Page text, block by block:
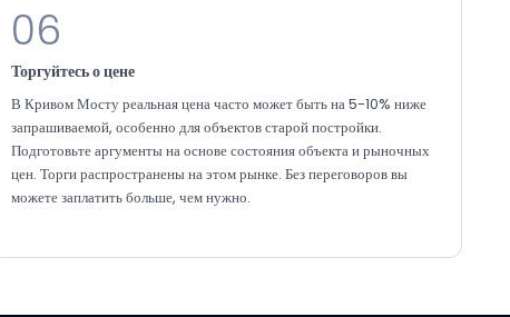
06
Торгуйтесь о цене
В Кривом Мосту реальная цена часто может быть на 5-10% ниже
запрашиваемой, особенно для объектов старой постройки.
Подготовьте аргументы на основе состояния объекта и рыночных
цен. Торги распространены на этом рынке. Без переговоров вы
можете заплатить больше, чем нужно.